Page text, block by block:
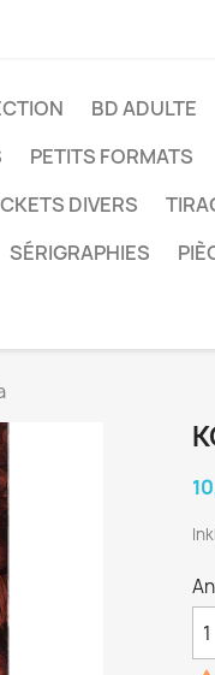
BD ADULTE
PETITS FORMATS
DIVERS
SÉRIGRAPHIES